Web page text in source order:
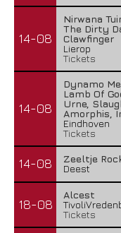
14-08
Nirwana
The Dirty
Clawfinger
Lierop
Tickets
14-08
Dynamo
Lamb Of
Urne,
Amorphis,
Eindhoven
Tickets
14-08
Zeeltje
Deest
18-08
Alcest
Tickets